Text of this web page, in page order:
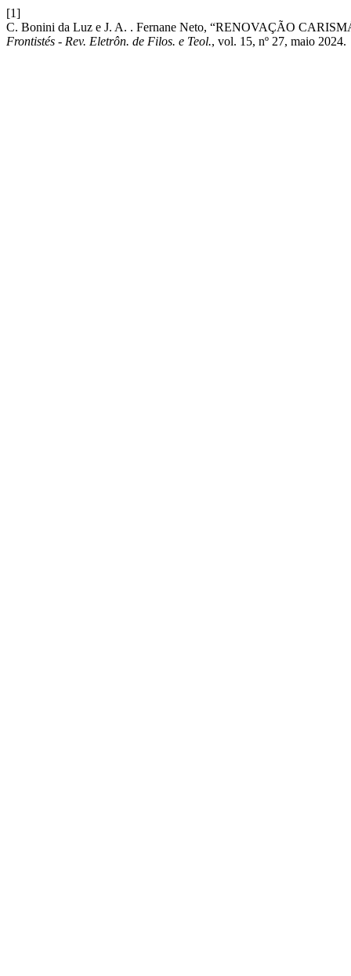
[1]
C. Bonini da Luz e J. A. . Fernane Neto, “RENOVAÇÃO
Frontistés - Rev. Eletrôn. de Filos. e Teol., vol. 15, nº 27, maio 2024.